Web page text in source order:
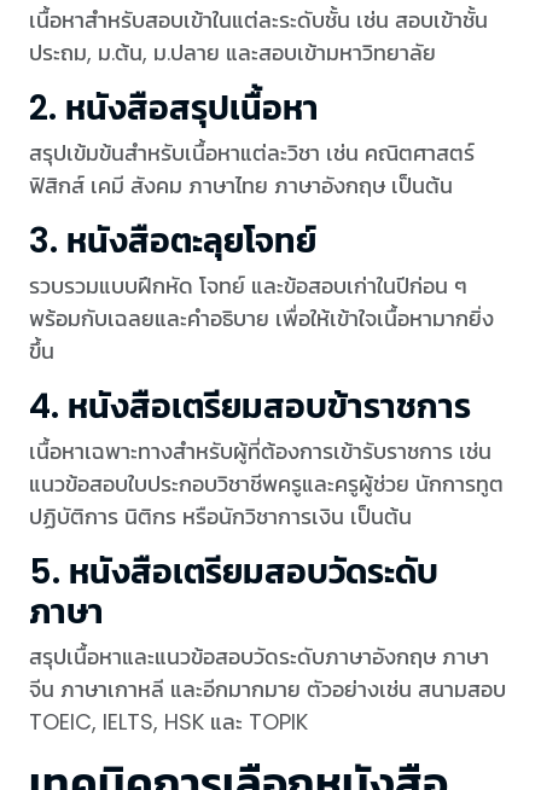
เนื้อหาสำหรับสอบเข้าในแต่ละระดับชั้น เช่น สอบเข้าชั้น
ประถม, ม.ต้น, ม.ปลาย และสอบเข้ามหาวิทยาลัย
2. หนังสือสรุปเนื้อหา
สรุปเข้มข้นสำหรับเนื้อหาแต่ละวิชา เช่น คณิตศาสตร์
ฟิสิกส์ เคมี สังคม ภาษาไทย ภาษาอังกฤษ เป็นต้น
3. หนังสือตะลุยโจทย์
รวบรวมแบบฝึกหัด โจทย์ และข้อสอบเก่าในปีก่อน ๆ
พร้อมกับเฉลยและคำอธิบาย เพื่อให้เข้าใจเนื้อหามากยิ่ง
ขึ้น
4. หนังสือเตรียมสอบข้าราชการ
เนื้อหาเฉพาะทางสำหรับผู้ที่ต้องการเข้ารับราชการ เช่น
แนวข้อสอบใบประกอบวิชาชีพครูและครูผู้ช่วย นักการทูต
ปฏิบัติการ นิติกร หรือนักวิชาการเงิน เป็นต้น
5. หนังสือเตรียมสอบวัดระดับ
ภาษา
สรุปเนื้อหาและแนวข้อสอบวัดระดับภาษาอังกฤษ ภาษา
จีน ภาษาเกาหลี และอีกมากมาย ตัวอย่างเช่น สนามสอบ
TOEIC, IELTS, HSK และ TOPIK